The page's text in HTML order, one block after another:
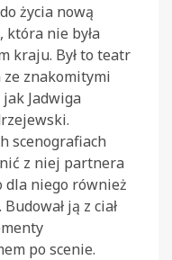
życia nową
nie była
kraju. Był to teatr
ze znakomitymi
Jadwiga
scenografiach
z niej partnera
dla niego również
. Budował ją z ciał
po scenie.